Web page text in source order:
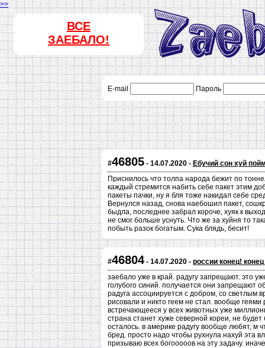
>>
ВСЕ
ЗАЕБАЛО!
E-mail Пароль
#46805- 14.07.2020 - Ебучий сон хуй
Приснилось что толпа народа бежит по
каждый стремится набить себе пакет этим
пакеты пачки, ну я бля тоже накидал себе
Вернулся назад, снова наебошил пакет,
быдла, последнее забрал короче, хуяк к
не смог больше уснуть. Что же за хуйня то
побыть разок богатым. Сука блядь, бесит!
#46804- 14.07.2020 - россии конец!
заебало уже в край. радугу запрещают. это
голубого синий. получается они запрещают
радуга ассоциируется с добром, со светлым
рисовали и никто геем не стал. вообще
встречающееся у всех животных уже
страна станет хуже северной кореи, не
осталось. в америке радугу вообще любят, м
бред. просто надо чтобы рухнула нахуй эта
призываю всех богооооов на эту задачу.